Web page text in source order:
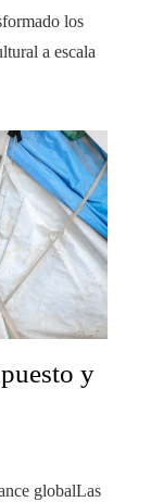
los
a escala
y
globalLas